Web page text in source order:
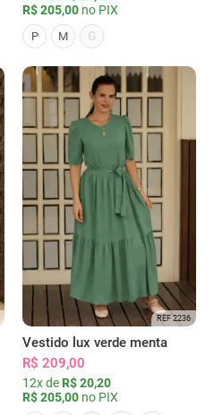
R$ 205,00 no PIX
P M G
REF 2236
Vestido lux verde menta
R$ 209,00
12x de R$ 20,20
R$ 205,00 no PIX